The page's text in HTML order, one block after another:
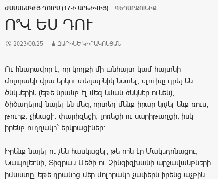
ԺԱՄԱՆԱԿԻՑ ԴՈՒՐՍ (17-Ի ԱՐԽԻՎԻՑ) ԳԵՂԱՐՔՈՒՆԻՔ
Ո՞Վ ԵՍ ԴՈՒ
2023/08/25 ԶԱՐԻՆԵ ԿԻՐԱԿՈՍՅԱՆ
Ու հնարավոր է, որ կողքի մի անհայտ կամ հայտնի
մոլորակի վրա երկու տեղաբնիկ նստել, գլուխը դրել են
ծնկներին (եթե նրանք էլ մեզ նման ծնկներ ունեն),
ծիծաղելով նայել են մեզ, որտեղ մենք իրար կոչել ենք ռուս,
թուրք, չինացի, փարիզեցի, լոռեցի ու սարիթաղցի, իսկ
իրենք ուղղակի՝ երկրացիներ:
Իրենք նայել ու չեն հասկացել, թե որն էր Մակեդոնացու,
Նապոլեոնի, Տիգրան Մեծի ու Չինգիզխանի արշավանքների
իմաստը, եթե դրանից մեր մոլորակի չափերն իրենց աչքին